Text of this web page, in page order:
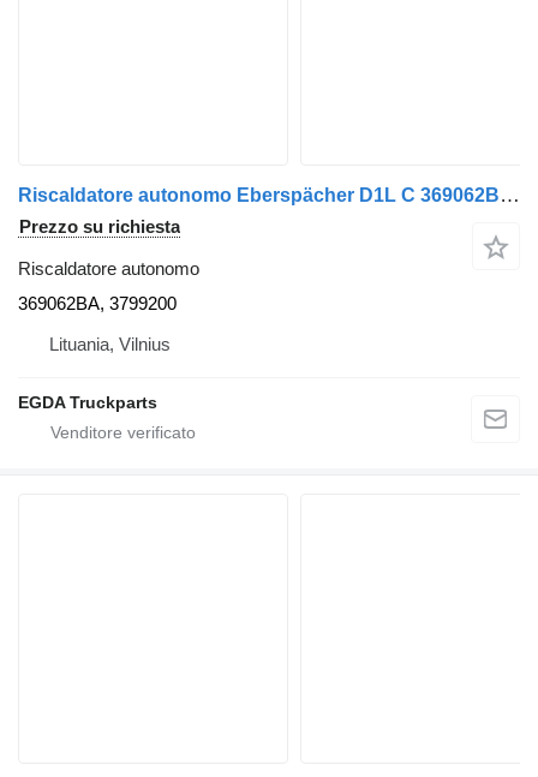
Riscaldatore autonomo Eberspächer D1L C 369062BA per trattore stradale
Prezzo su richiesta
Riscaldatore autonomo
369062BA, 3799200
Lituania, Vilnius
EGDA Truckparts